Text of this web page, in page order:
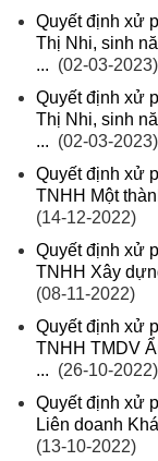
Quyết định xử
Thị Nhi, sinh
... (02-03-2023)
Quyết định xử
Thị Nhi, sinh
... (02-03-2023)
Quyết định xử
TNHH Một
(14-12-2022)
Quyết định xử
TNHH Xây
(08-11-2022)
Quyết định xử
TNHH TMDV
... (26-10-2022)
Quyết định xử
Liên doanh
(13-10-2022)